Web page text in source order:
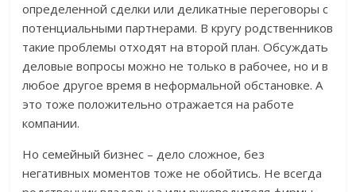
определенной сделки или деликатные переговоры с
потенциальными партнерами. В кругу родственников
такие проблемы отходят на второй план. Обсуждать
деловые вопросы можно не только в рабочее, но и в
любое другое время в неформальной обстановке. А
это тоже положительно отражается на работе
компании.
Но семейный бизнес – дело сложное, без
негативных моментов тоже не обойтись. Не всегда